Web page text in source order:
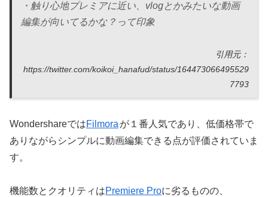
・触り心地プレミアに近い、vlogとかみたいな動画
編集が向いてるかな？って印象
引用元：
https://twitter.com/koikoi_hanafud/status/164473066495529
7793
WondershareではFilmora が１番人気であり、低価格帯で
ありながらシンプルに動画編集できる点が評価されていま
す。
機能数とクオリティはPremiere Proに劣るものの、